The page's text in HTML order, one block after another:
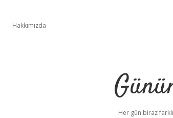
Hakkımızda
Her gün biraz